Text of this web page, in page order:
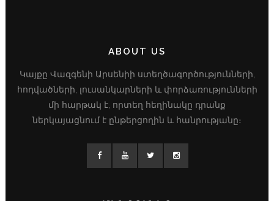
ABOUT US
Կայքը Վազգենի Արսենիի ստեղծագործությունների,
հոդվածների, լուսանկարների և փորձառությունների
մի հարթակ է, որտեղ հեղինակը դրանք
ներկայացնում է ընթերցողին և հանրությանը։